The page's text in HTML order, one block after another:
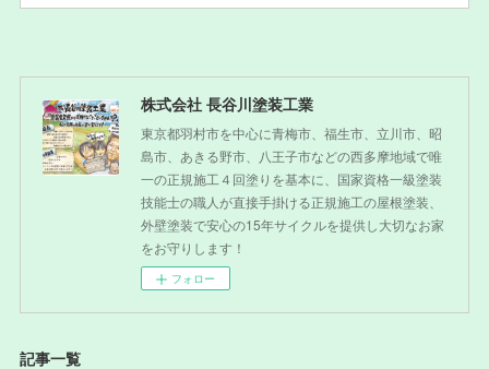
株式会社 長谷川塗装工業
東京都羽村市を中心に青梅市、福生市、立川市、昭
島市、あきる野市、八王子市などの西多摩地域で唯
一の正規施工４回塗りを基本に、国家資格一級塗装
技能士の職人が直接手掛ける正規施工の屋根塗装、
外壁塗装で安心の15年サイクルを提供し大切なお家
をお守りします！
フォロー
記事一覧